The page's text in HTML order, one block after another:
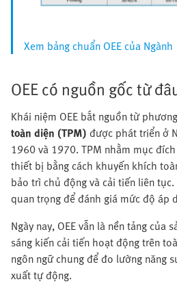
Xem bảng chuẩn OEE của Ngành
OEE có nguồn gốc từ
Khái niệm OEE bắt nguồn từ
toàn diện (TPM) được phát triển ở
1960 và 1970. TPM nhằm mục
thiết bị bằng cách khuyến khích
bảo trì chủ động và cải tiến liên
quan trọng để đánh giá mức độ áp
Ngày nay, OEE vẫn là nền tảng của
sáng kiến cải tiến hoạt động trên
ngôn ngữ chung để đo lường năng
xuất tự động.